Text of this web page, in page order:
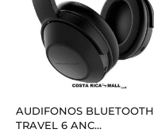
AUDIFONOS BLUETOOTH
TRAVEL 6 ANC...